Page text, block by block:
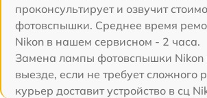
проконсультирует и озвучит
фотовспышки. Среднее время
Nikon в нашем сервисном - 2 часа.
Замена лампы фотовспышки Nikon
выезде, если не требует сложного
курьер доставит устройство в сц